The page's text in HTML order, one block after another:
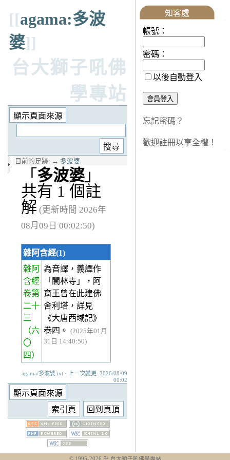
[[agama:多波
婆]]
台大獅子吼佛
學專站
目前的足跡: → 多波婆
「 多波婆 」
共有 1 個註
解 (更新時間 2026年
08月09日 00:02:50)
雜阿含經(1)
雜阿
含經
卷第
二十
三
（六
〇
四）
為音譯，義譯作
「闇林寺」，阿
育王曾在此建佛
舍利塔，詳見
《大唐西域記》
卷四。
(2025年01月
31日 14:40:50)
agama/多波婆.txt · 上一次變更: 2026/08/09
00:02
知客處
帳號：
密碼：
以後自動登入
忘記密碼？
歡迎註冊以享全權！
© 1995-2026 卍 台大獅子吼佛學專站